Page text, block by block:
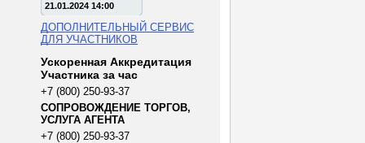
21.01.2024 14:00
ДОПОЛНИТЕЛЬНЫЙ СЕРВИС
ДЛЯ УЧАСТНИКОВ
Ускоренная Аккредитация
Участника за час
+7 (800) 250-93-37
СОПРОВОЖДЕНИЕ ТОРГОВ,
УСЛУГА АГЕНТА
+7 (800) 250-93-37